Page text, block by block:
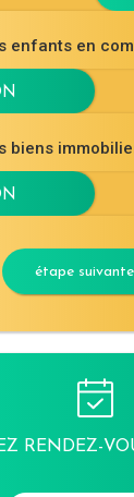
enfants en
biens
étape suivante
RENDEZ-